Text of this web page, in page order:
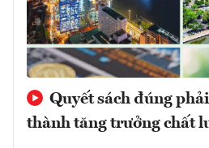
Quyết sách đúng
thành tăng trưởng chất